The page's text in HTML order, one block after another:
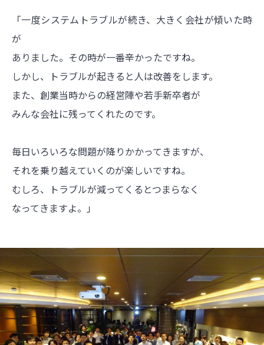
「一度システムトラブルが続き、大きく会社が傾いた時
が
ありました。その時が一番辛かったですね。
しかし、トラブルが起きると人は改善をします。
また、創業当時からの経営陣や若手新卒者が
みんな会社に残ってくれたのです。
毎日いろいろな問題が降りかかってきますが、
それを乗り越えていくのが楽しいですね。
むしろ、トラブルが減ってくるとつまらなく
なってきますよ。」